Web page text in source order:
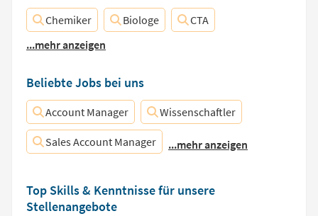
Chemiker Biologe
CTA
...mehr anzeigen
Beliebte Jobs bei uns
Account Manager Wissenschaftler
Sales Account Manager ...mehr anzeigen
Top Skills & Kenntnisse für unsere
Stellenangebote